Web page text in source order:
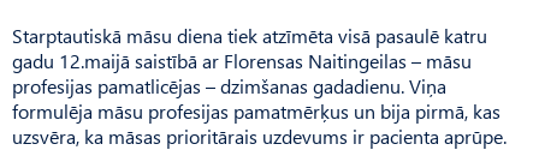
Starptautiskā māsu diena tiek atzīmēta visā pasaulē katru
gadu 12.maijā saistībā ar Florensas Naitingeilas – māsu
profesijas pamatlicējas – dzimšanas gadadienu. Viņa
formulēja māsu profesijas pamatmērķus un bija pirmā, kas
uzsvēra, ka māsas prioritārais uzdevums ir pacienta aprūpe.